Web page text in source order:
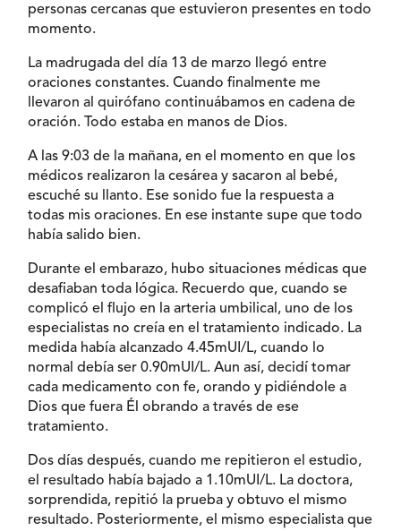
personas cercanas que estuvieron presentes en todo
momento.
La madrugada del día 13 de marzo llegó entre
oraciones constantes. Cuando finalmente me
llevaron al quirófano continuábamos en cadena de
oración. Todo estaba en manos de Dios.
A las 9:03 de la mañana, en el momento en que los
médicos realizaron la cesárea y sacaron al bebé,
escuché su llanto. Ese sonido fue la respuesta a
todas mis oraciones. En ese instante supe que todo
había salido bien.
Durante el embarazo, hubo situaciones médicas que
desafiaban toda lógica. Recuerdo que, cuando se
complicó el flujo en la arteria umbilical, uno de los
especialistas no creía en el tratamiento indicado. La
medida había alcanzado 4.45mUI/L, cuando lo
normal debía ser 0.90mUI/L. Aun así, decidí tomar
cada medicamento con fe, orando y pidiéndole a
Dios que fuera Él obrando a través de ese
tratamiento.
Dos días después, cuando me repitieron el estudio,
el resultado había bajado a 1.10mUI/L. La doctora,
sorprendida, repitió la prueba y obtuvo el mismo
resultado. Posteriormente, el mismo especialista que